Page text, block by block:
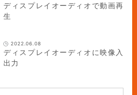
ディスプレイオーディオで動画再
生
2022.06.08
ディスプレイオーディオに映像入
出力